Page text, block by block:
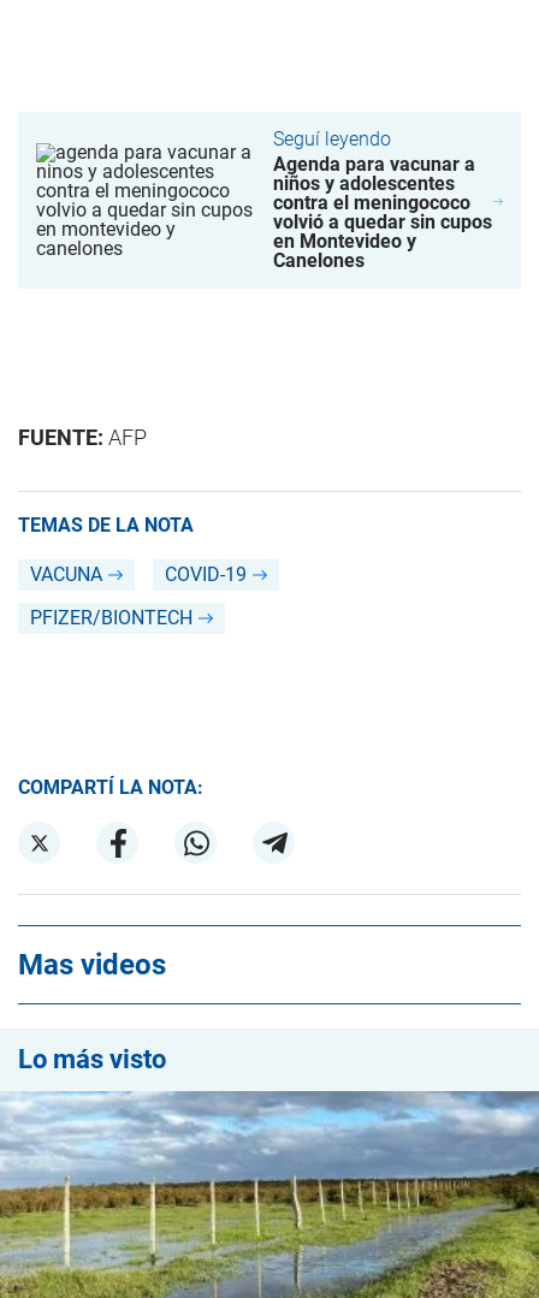
Seguí leyendo
Agenda para vacunar a
niños y adolescentes
contra el meningococo
volvió a quedar sin cupos
en Montevideo y
Canelones
FUENTE: AFP
TEMAS DE LA NOTA
VACUNA
COVID-19
PFIZER/BIONTECH
COMPARTÍ LA NOTA:
Mas videos
Lo más visto